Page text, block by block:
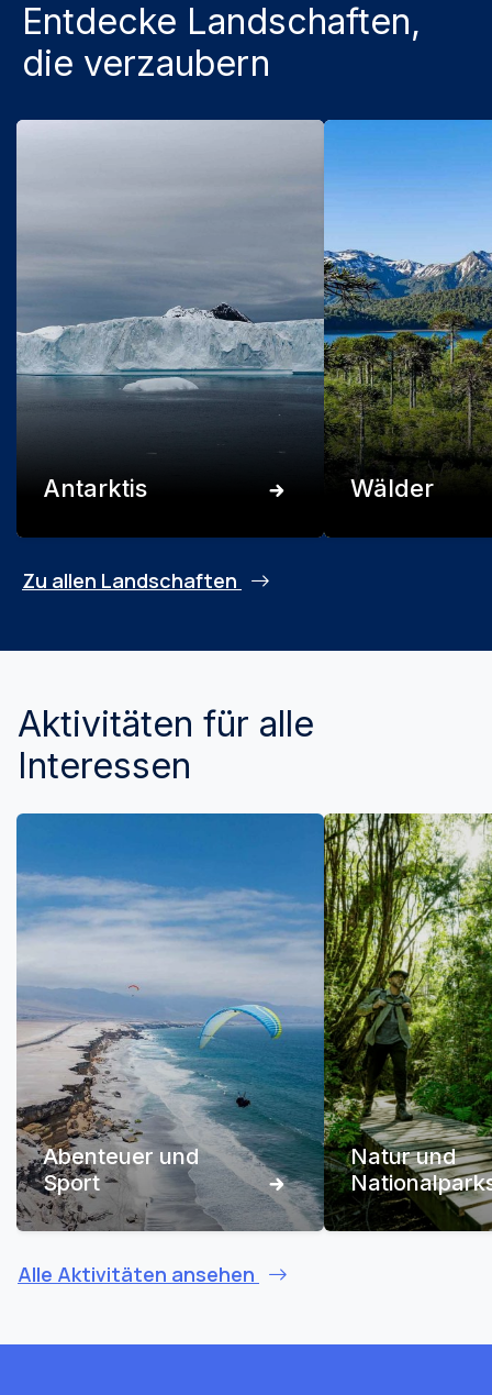
Entdecke Landschaften,
die verzaubern
Antarktis Wälder
Zu allen Landschaften
Aktivitäten für alle
Interessen
Abenteuer und
Sport
Natur und
Alle Aktivitäten ansehen